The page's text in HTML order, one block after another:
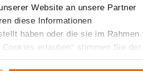
Website an unsere Partner
diese Informationen
haben oder die sie im Rahmen
erlauben“ stimmen Sie der
Auflistung der einzelnen